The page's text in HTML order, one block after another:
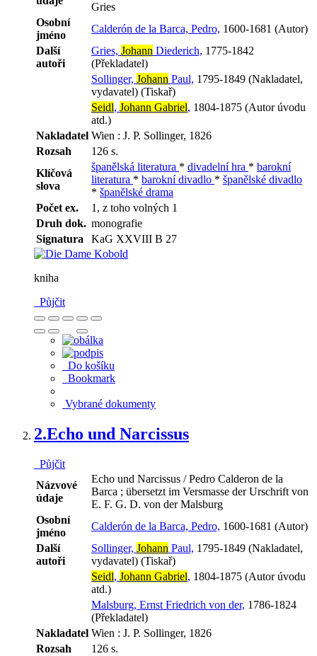
Gries
Osobní
jméno
Calderón de la Barca, Pedro, 1600-1681 (Autor)
Další
autoři
Gries, Johann Diederich, 1775-1842
(Překladatel)
Sollinger, Johann Paul, 1795-1849 (Nakladatel,
vydavatel) (Tiskař)
Seidl, Johann Gabriel, 1804-1875 (Autor úvodu
atd.)
Nakladatel Wien : J. P. Sollinger, 1826
Rozsah
126 s.
Klíčová
slova
španělská literatura * divadelní hra * barokní
literatura * barokní divadlo * španělské divadlo
* španělské drama
Počet ex.
1, z toho volných 1
Druh dok. monografie
Signatura
KaG XXVIII B 27
kniha
Půjčit
Do košíku
Bookmark
Vybrané dokumenty
2.Echo und Narcissus
Půjčit
Názvové
údaje
Echo und Narcissus / Pedro Calderon de la
Barca ; übersetzt im Versmasse der Urschrift von
E. F. G. D. von der Malsburg
Osobní
jméno
Calderón de la Barca, Pedro, 1600-1681 (Autor)
Další
autoři
Sollinger, Johann Paul, 1795-1849 (Nakladatel,
vydavatel) (Tiskař)
Seidl, Johann Gabriel, 1804-1875 (Autor úvodu
atd.)
Malsburg, Ernst Friedrich von der, 1786-1824
(Překladatel)
Nakladatel Wien : J. P. Sollinger, 1826
Rozsah
126 s.